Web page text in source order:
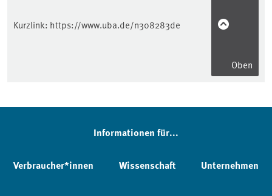
Kurzlink: https://www.uba.de/n308283de
Oben
Informationen für...
Verbraucher*innen Wissenschaft Unternehmen